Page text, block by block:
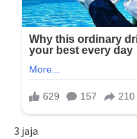
3 jaja